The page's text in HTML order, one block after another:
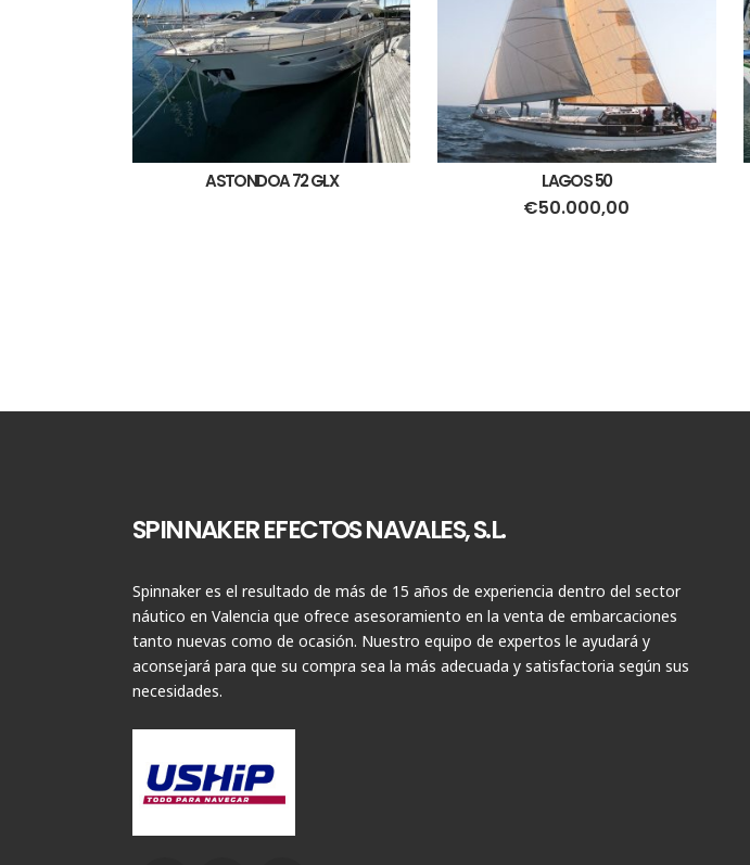
ASTONDOA 72 GLX LAGOS 50
€50.000,00
SPINNAKER EFECTOS NAVALES, S.L.
Spinnaker es el resultado de más de 15 años de experiencia dentro del sector
náutico en Valencia que ofrece asesoramiento en la venta de embarcaciones
tanto nuevas como de ocasión. Nuestro equipo de expertos le ayudará y
aconsejará para que su compra sea la más adecuada y satisfactoria según sus
necesidades.